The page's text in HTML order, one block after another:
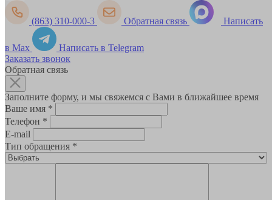
(863) 310-000-3 Обратная связь Написать
в Max
Написать в Telegram
Заказать звонок
Обратная связь
Заполните форму, и мы свяжемся с Вами в ближайшее время
Ваше имя *
Телефон *
E-mail
Тип обращения *